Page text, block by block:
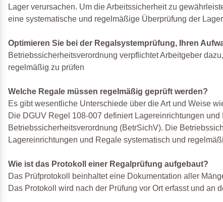
Lager verursachen. Um die Arbeitssicherheit zu
eine systematische und regelmäßige Überprüfung der
Optimieren Sie bei der Regalsystemprüfung, Ihren
Betriebssicherheitsverordnung verpflichtet Arbeitgeber
regelmäßig zu prüfen
Welche Regale müssen regelmäßig geprüft werden?
Es gibt wesentliche Unterschiede über die Art und Weise
Die DGUV Regel 108-007 definiert Lagereinrichtungen
Betriebssicherheitsverordnung (BetrSichV). Die
Lagereinrichtungen und Regale systematisch und
Wie ist das Protokoll einer Regalprüfung aufgebaut?
Das Prüfprotokoll beinhaltet eine Dokumentation aller
Das Protokoll wird nach der Prüfung vor Ort erfasst und an